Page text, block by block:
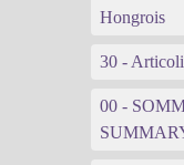
Hongrois
30 -
00 -